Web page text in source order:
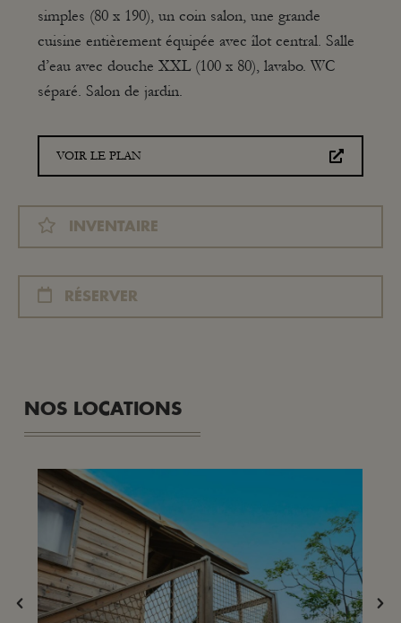
simples (80 x 190), un coin salon, une grande
cuisine entièrement équipée avec îlot central. Salle
d’eau avec douche XXL (100 x 80), lavabo. WC
séparé. Salon de jardin.
VOIR LE PLAN
INVENTAIRE
RÉSERVER
NOS LOCATIONS